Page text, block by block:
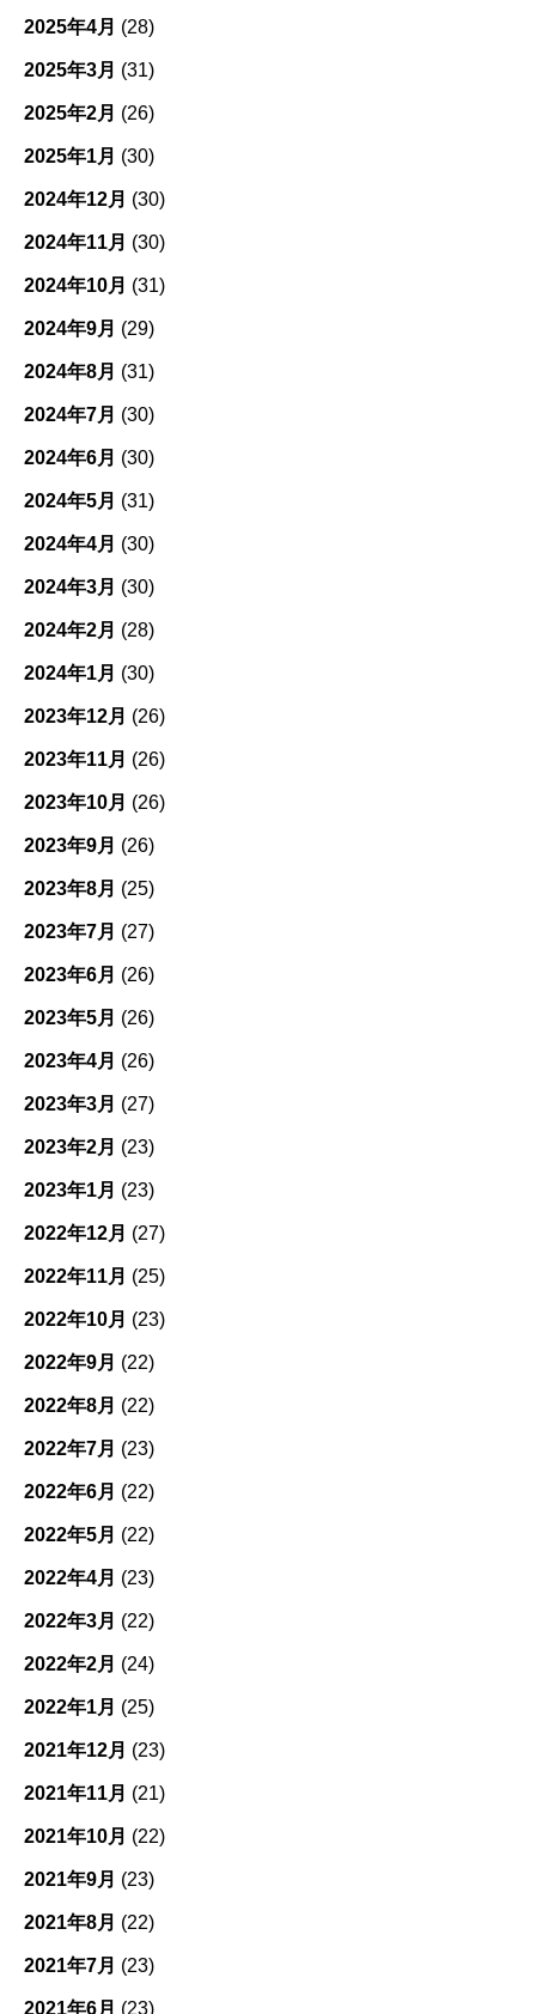
2025年4月 (28)
2025年3月 (31)
2025年2月 (26)
2025年1月 (30)
2024年12月 (30)
2024年11月 (30)
2024年10月 (31)
2024年9月 (29)
2024年8月 (31)
2024年7月 (30)
2024年6月 (30)
2024年5月 (31)
2024年4月 (30)
2024年3月 (30)
2024年2月 (28)
2024年1月 (30)
2023年12月 (26)
2023年11月 (26)
2023年10月 (26)
2023年9月 (26)
2023年8月 (25)
2023年7月 (27)
2023年6月 (26)
2023年5月 (26)
2023年4月 (26)
2023年3月 (27)
2023年2月 (23)
2023年1月 (23)
2022年12月 (27)
2022年11月 (25)
2022年10月 (23)
2022年9月 (22)
2022年8月 (22)
2022年7月 (23)
2022年6月 (22)
2022年5月 (22)
2022年4月 (23)
2022年3月 (22)
2022年2月 (24)
2022年1月 (25)
2021年12月 (23)
2021年11月 (21)
2021年10月 (22)
2021年9月 (23)
2021年8月 (22)
2021年7月 (23)
2021年6月 (23)